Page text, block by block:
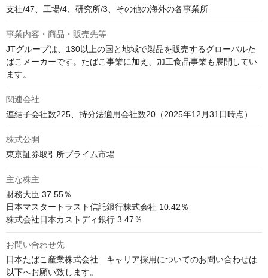
支社/47、工場/4、研究所/3、その他の海外の各事業所
事業内容・商品・販売先等
JTグループは、130以上の国と地域で製品を販売するグローバルた
ばこメーカーです。たばこ事業に加え、加工食品事業も展開してい
関連会社
連結子会社数225、持分法適用会社数20（2025年12月31日時点）
株式公開
東京証券取引所プライム市場
主な株主
財務大臣 37.55％
日本マスタートラスト信託銀行株式会社 10.42％
株式会社日本カストディ銀行 3.47％
お問い合わせ先
日本たばこ産業株式会社　キャリア採用についてのお問い合わせは
以下へお願い致します。